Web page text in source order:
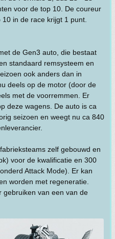
voor de top 10. De coureur
in de race krijgt 1 punt.
de Gen3 auto, die bestaat
standaard remsysteem en
ook anders dan in
deels op de motor (door de
met de voorremmen. Er
deze wagens. De auto is ca
seizoen en weegt nu ca 840
zelf gebouwd en
voor de kwalificatie en 300
Attack Mode). Er kan
worden met regeneratie.
gebruiken van een van de